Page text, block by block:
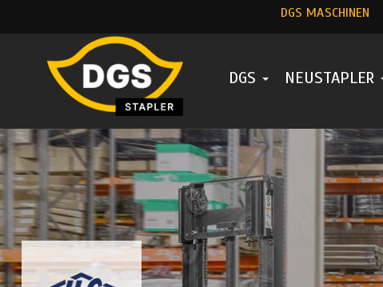
DGS MASCHINEN
DGS NEUSTAPLER